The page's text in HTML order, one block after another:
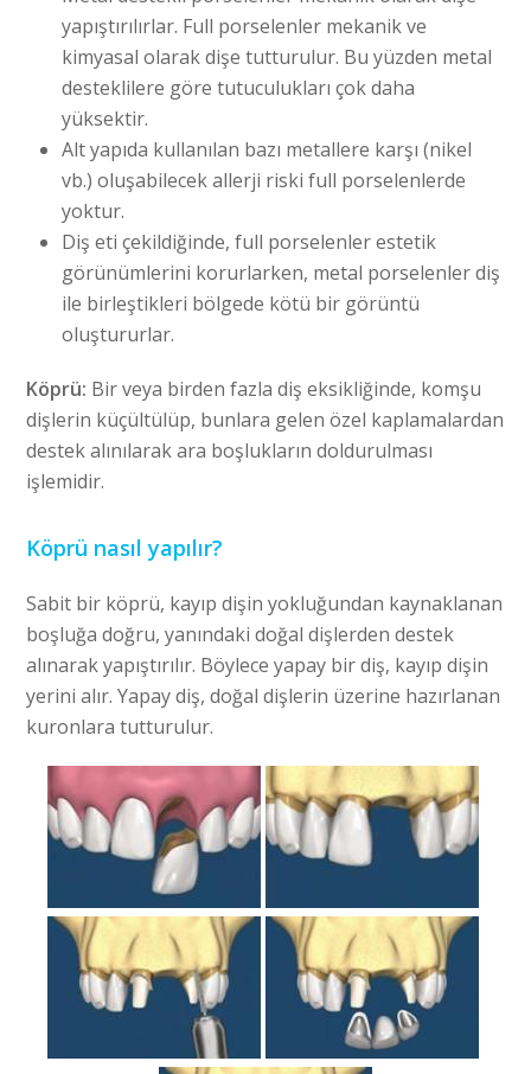
yapıştırılırlar. Full porselenler mekanik ve
kimyasal olarak dişe tutturulur. Bu yüzden metal
desteklilere göre tutuculukları çok daha
yüksektir.
Alt yapıda kullanılan bazı metallere karşı (nikel
vb.) oluşabilecek allerji riski full porselenlerde
yoktur.
Diş eti çekildiğinde, full porselenler estetik
görünümlerini korurlarken, metal porselenler diş
ile birleştikleri bölgede kötü bir görüntü
oluştururlar.
Köprü: Bir veya birden fazla diş eksikliğinde, komşu
dişlerin küçültülüp, bunlara gelen özel kaplamalardan
destek alınılarak ara boşlukların doldurulması
işlemidir.
Köprü nasıl yapılır?
Sabit bir köprü, kayıp dişin yokluğundan kaynaklanan
boşluğa doğru, yanındaki doğal dişlerden destek
alınarak yapıştırılır. Böylece yapay bir diş, kayıp dişin
yerini alır. Yapay diş, doğal dişlerin üzerine hazırlanan
kuronlara tutturulur.